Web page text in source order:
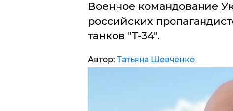
Военное командование
российских
танков "Т-34".
Автор: Татьяна Шевченко